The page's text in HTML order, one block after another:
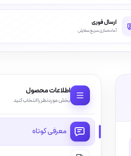
اطلاعات محصول
بخش موردنظر را انتخاب کنید
معرفی کوتاه
ارسال فوری
آماده‌سازی سریع سفارش